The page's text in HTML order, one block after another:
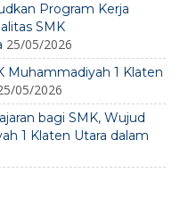
Program Kerja
SMK
25/05/2026
Muhammadiyah 1 Klaten
05/2026
bagi SMK, Wujud
1 Klaten Utara dalam